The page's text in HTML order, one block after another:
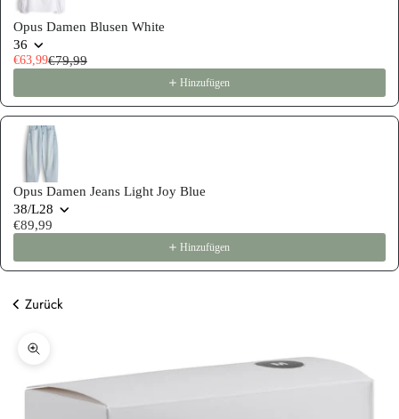
Opus Damen Blusen White
36
€63,99€79,99
Hinzufügen
Opus Damen Jeans Light Joy Blue
38/L28
€89,99
Hinzufügen
Zurück
Bild vergrößern